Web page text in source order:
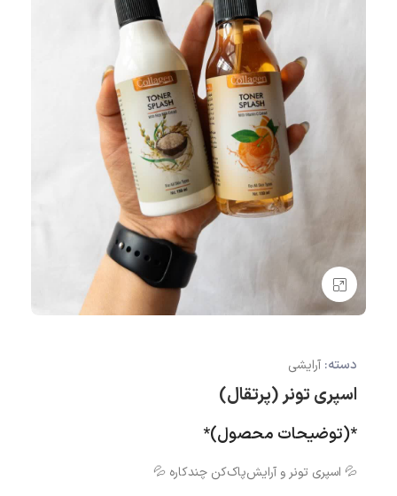
دسته: آرایشی
اسپری تونر (پرتقال)
*(توضیحات محصول)*
💦 اسپری تونر و آرایش‌پاک‌کن چندکاره 💦